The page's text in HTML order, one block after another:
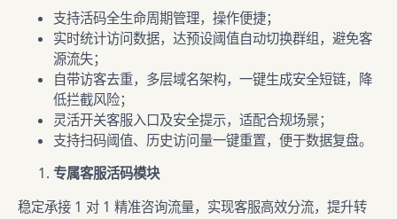
支持活码全生命周期管理，操作便捷；
实时统计访问数据，达预设阈值自动切换群组，避免客
源流失；
自带访客去重，多层域名架构，一键生成安全短链，降
低拦截风险；
灵活开关客服入口及安全提示，适配合规场景；
支持扫码阈值、历史访问量一键重置，便于数据复盘。
专属客服活码模块
稳定承接 1 对 1 精准咨询流量，实现客服高效分流，提升转